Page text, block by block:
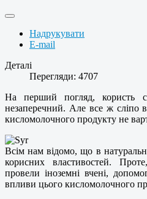
Надрукувати
E-mail
Деталі
Перегляди: 4707
На перший погляд, користь
незаперечний. Але все ж сліпо
кисломолочного продукту не
Всім нам відомо, що в
корисних властивостей.
провели іноземні вчені,
впливи цього кисломолочного